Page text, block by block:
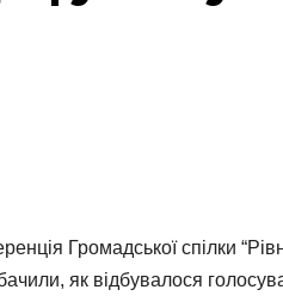
Громадської спілки
як відбувалося